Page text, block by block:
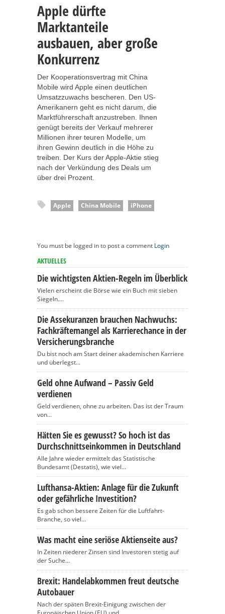
Apple dürfte
Marktanteile
ausbauen, aber große
Konkurrenz
Der Kooperationsvertrag mit China
Mobile wird Apple einen deutlichen
Umsatzzuwachs bescheren. Den US-
Amerikanern geht es nicht darum, die
Marktführerschaft anzustreben. Ihnen
genügt bereits der Verkauf mehrerer
Millionen ihrer teuren Modelle, um
ihren Gewinn deutlich in die Höhe zu
treiben. Der Kurs der Apple-Aktie stieg
nach der Verkündung des Deals um
über drei Prozent.
Apple China Mobile iPhone
You must be logged in to post a comment Login
AKTUELLES
Die wichtigsten Aktien-Regeln im Überblick
Vielen erscheint die Börse wie ein Buch mit sieben
Siegeln....
Die Assekuranzen brauchen Nachwuchs:
Fachkräftemangel als Karrierechance in der
Versicherungsbranche
Du bist noch am Start deiner akademischen Karriere
und überlegst...
Geld ohne Aufwand – Passiv Geld
verdienen
Geld verdienen, ohne zu arbeiten. Das ist der Traum
von...
Hätten Sie es gewusst? So hoch ist das
Durchschnittseinkommen in Deutschland
Alle Jahre wieder ermittelt das Statistische
Bundesamt (Destatis), wie viel...
Lufthansa-Aktien: Anlage für die Zukunft
oder gefährliche Investition?
Es gab schon bessere Zeiten für die Luftfahrt-
Branche, so viel...
Was macht eine seriöse Aktienseite aus?
In Zeiten niederer Zinsen sind Investoren stetig auf
der Suche...
Brexit: Handelabkommen freut deutsche
Autobauer
Nach der späten Brexit-Einigung zwischen der